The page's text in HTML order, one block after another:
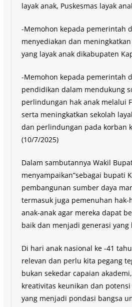
layak anak, Puskesmas layak
-Memohon kepada pemerintah
menyediakan dan
yang layak anak dikabupaten
-Memohon kepada pemerintah
pendidikan dalam mendukung
perlindungan hak anak melalui
serta meningkatkan sekolah
dan perlindungan pada korban
(10/7/2025)
Dalam sambutannya Wakil
menyampaikan”sebagai bupati
pembangunan sumber daya
termasuk juga pemenuhan hak-
anak-anak agar mereka dapat
baik dan menjadi generasi yang
Di hari anak nasional ke -41
relevan dan perlu kita pegang
bukan sekedar capaian
kreativitas keunikan dan
yang menjadi pondasi bangsa